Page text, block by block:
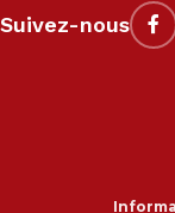
Suivez-nous